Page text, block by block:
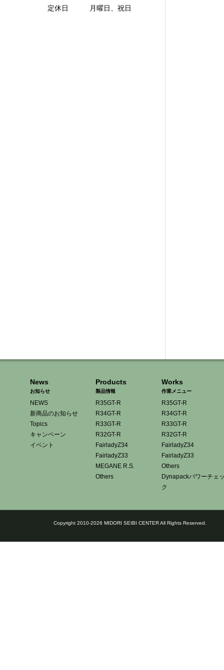
定休日 月曜日、祝日
News
お知らせ
NEWS
新商品のお知らせ
Topics
キャンペーン
イベント
Products
製品情報
R35GT-R
R34GT-R
R33GT-R
R32GT-R
FairladyZ34
FairladyZ33
MEGANE R.S.
Others
Works
作業メニュー
R35GT-R
R34GT-R
R33GT-R
R32GT-R
FairladyZ34
FairladyZ33
Others
Dynapackパワーチェ
ク
Copyright 2010-2026 MIDORI SEIBI CENTER All Rights Reserved.